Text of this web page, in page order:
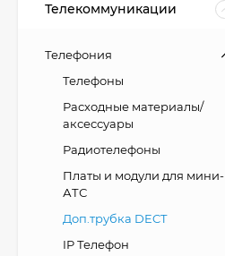
Телекоммуникации
Телефония
Телефоны
Расходные материалы/
аксессуары
Радиотелефоны
Платы и модули для мини-
АТС
Доп.трубка DECT
IP Телефон